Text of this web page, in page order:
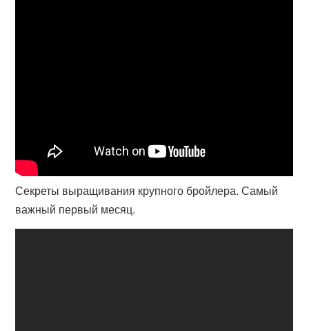
Секреты выращивания крупного бройлера. Самый
важный первый месяц.